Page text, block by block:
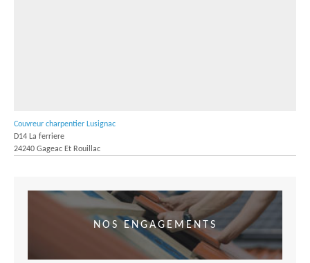
Couvreur charpentier Lusignac
D14 La ferriere
24240 Gageac Et Rouillac
NOS ENGAGEMENTS